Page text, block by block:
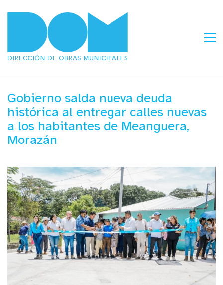
Gobierno salda nueva deuda
histórica al entregar calles nuevas
a los habitantes de Meanguera,
Morazán